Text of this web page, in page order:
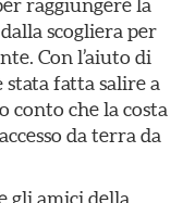
scogliera per
Con l’aiuto di
fatta salire a
conto che la costa
da terra da
gli amici della